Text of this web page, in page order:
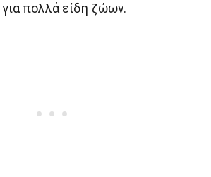
για πολλά είδη ζώων.